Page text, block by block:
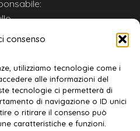
consenso
utilizziamo tecnologie come i
alle informazioni del
tecnologie ci permetterà di
di navigazione o ID unici
o ritirare il consenso può
caratteristiche e funzioni.
policy
| Galatina24 ®